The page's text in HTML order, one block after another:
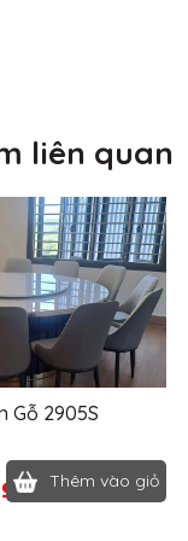
liên quan
Gỗ 2905S
Thêm vào giỏ